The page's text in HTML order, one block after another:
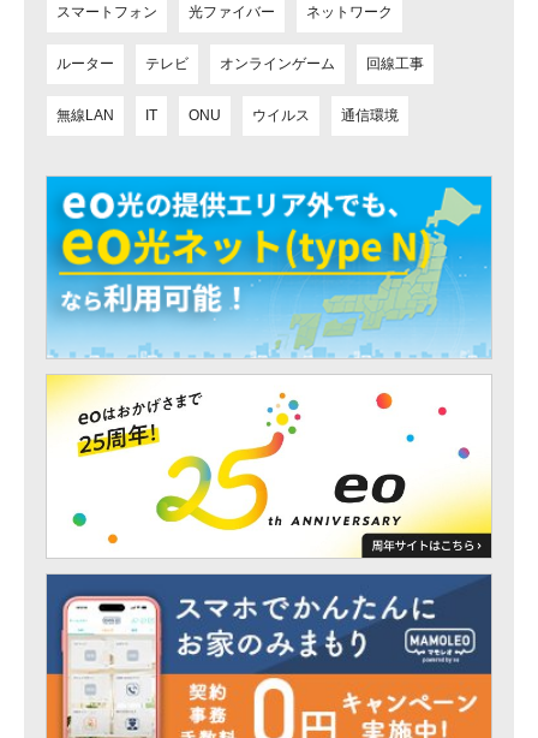
スマートフォン 光ファイバー ネットワーク
ルーター テレビ オンラインゲーム 回線工事
無線LAN IT ONU ウイルス 通信環境